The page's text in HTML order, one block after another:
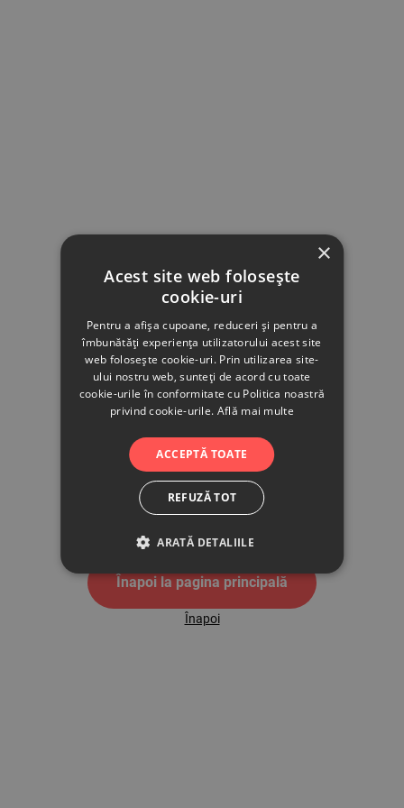
500
Înapoi la pagina principală
Înapoi
×
Acest site web folosește
cookie-uri
Pentru a afișa cupoane, reduceri și pentru a
îmbunătăți experiența utilizatorului acest site
web folosește cookie-uri. Prin utilizarea site-
ului nostru web, sunteți de acord cu toate
cookie-urile în conformitate cu Politica noastră
privind cookie-urile. Află mai multe
ACCEPTĂ TOATE
REFUZĂ TOT
ARATĂ DETALIILE